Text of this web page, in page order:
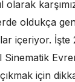
oldukça
içeriyor. İşte
için